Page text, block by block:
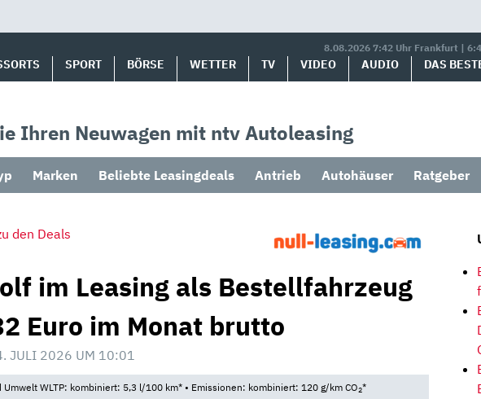
8.08.2026 7:42 Uhr Frankfurt |
SPORT BÖRSE WETTER TV VIDEO AUDIO DAS
Ihren Neuwagen mit ntv Autoleasing
Marken Beliebte Leasingdeals Antrieb Autohäuser Ratgeber
den Deals
im Leasing als Bestellfahrzeug
Euro im Monat brutto
JULI 2026 UM 10:01
Umwelt WLTP: kombiniert: 5,3 l/100 km* • Emissionen: kombiniert: 120 g/km CO2*